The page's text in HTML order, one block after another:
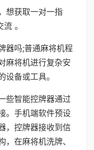
想获取一对一指
。
器吗;普通麻将机程
麻将机进行复杂安
备或工具。
些智能控牌器通过
。手机端软件预设
，控牌器接收到信
在麻将机洗牌、